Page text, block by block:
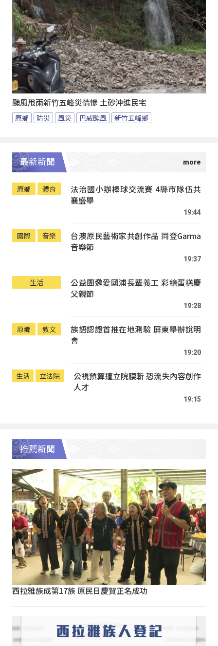
颱風甩雨新竹五峰災情慘 土砂沖進民宅
原鄉 防災 風災 巴威颱風 新竹五峰鄉
最新新聞
原鄉 體育
法治國小辦棒球交流賽 4縣市隊伍共
襄盛舉
19:44
國際 音樂
台澳原民藝術家共創作品 同登Garma
音樂節
19:37
生活
公益團邀愛國浦長輩義工 彩繪蛋糕慶
父親節
19:28
原鄉 教文
族語認證首推在地測驗 屏東舉辦說明
會
19:20
生活 立法院
公視預算遭立院腰斬 恐流失內容創作
人才
19:15
推薦新聞
西拉雅族成第17族 原民日慶賀正名成功